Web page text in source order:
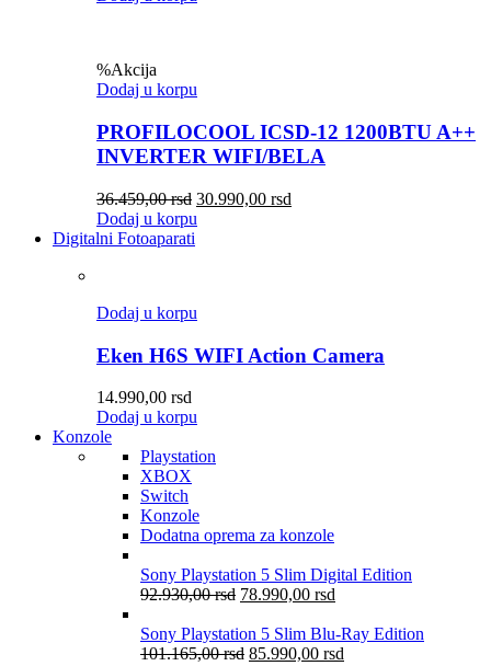
%Akcija
Dodaj u korpu
PROFILOCOOL ICSD-12 1200BTU A++
INVERTER WIFI/BELA
36.459,00rsd 30.990,00 rsd
Dodaj u korpu
Digitalni Fotoaparati
Dodaj u korpu
Eken H6S WIFI Action Camera
14.990,00 rsd
Dodaj u korpu
Konzole
Playstation
XBOX
Switch
Konzole
Dodatna oprema za konzole
Sony Playstation 5 Slim Digital Edition
92.930,00rsd 78.990,00 rsd
Sony Playstation 5 Slim Blu-Ray Edition
101.165,00rsd 85.990,00 rsd